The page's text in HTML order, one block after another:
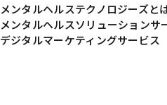
メンタルヘルステクノロジーズと
メンタルヘルスソリューションサ
デジタルマーケティングサービス